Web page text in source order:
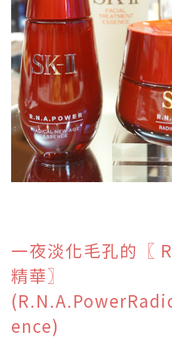
一夜淡化毛孔的〖
精華〗
ence)